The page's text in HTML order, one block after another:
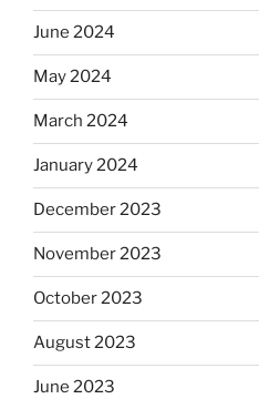
June 2024
May 2024
March 2024
January 2024
December 2023
November 2023
October 2023
August 2023
June 2023